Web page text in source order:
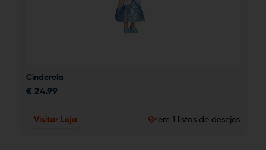
Cinderela
€ 24.99
Visitar Loja em 1 listas de desejos